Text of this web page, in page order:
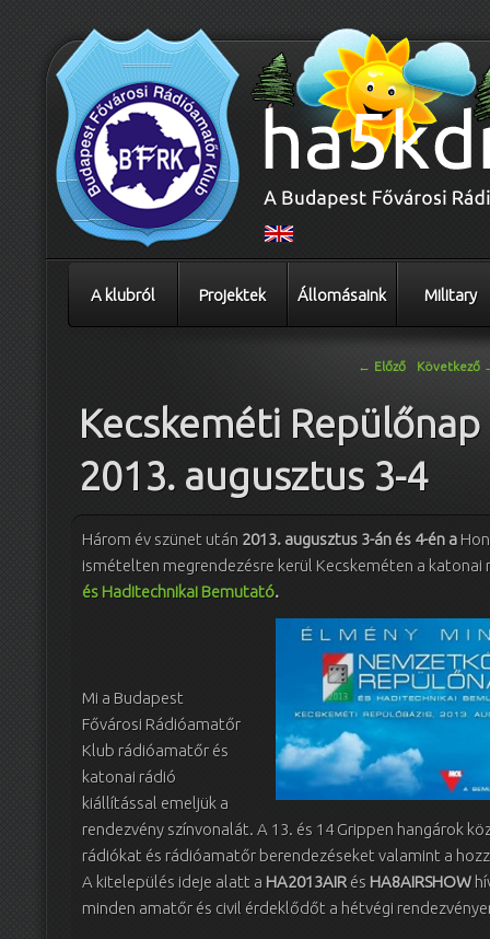
A klubról Projektek Állomásaink Military
← Előző Következő
Kecskeméti Repülőnap
2013. augusztus 3-4
Három év szünet után 2013. augusztus 3-án és 4-én a
ismételten megrendezésre kerül Kecskeméten a
és Haditechnikai Bemutató.
Mi a Budapest
Fővárosi Rádióamatőr
Klub rádióamatőr és
katonai rádió
kiállítással emeljük a
rendezvény színvonalát. A 13. és 14 Grippen hangárok
rádiókat és rádióamatőr berendezéseket valamint a
A kitelepülés ideje alatt a HA2013AIR és HA8AIRSHOW
minden amatőr és civil érdeklődőt a hétvégi